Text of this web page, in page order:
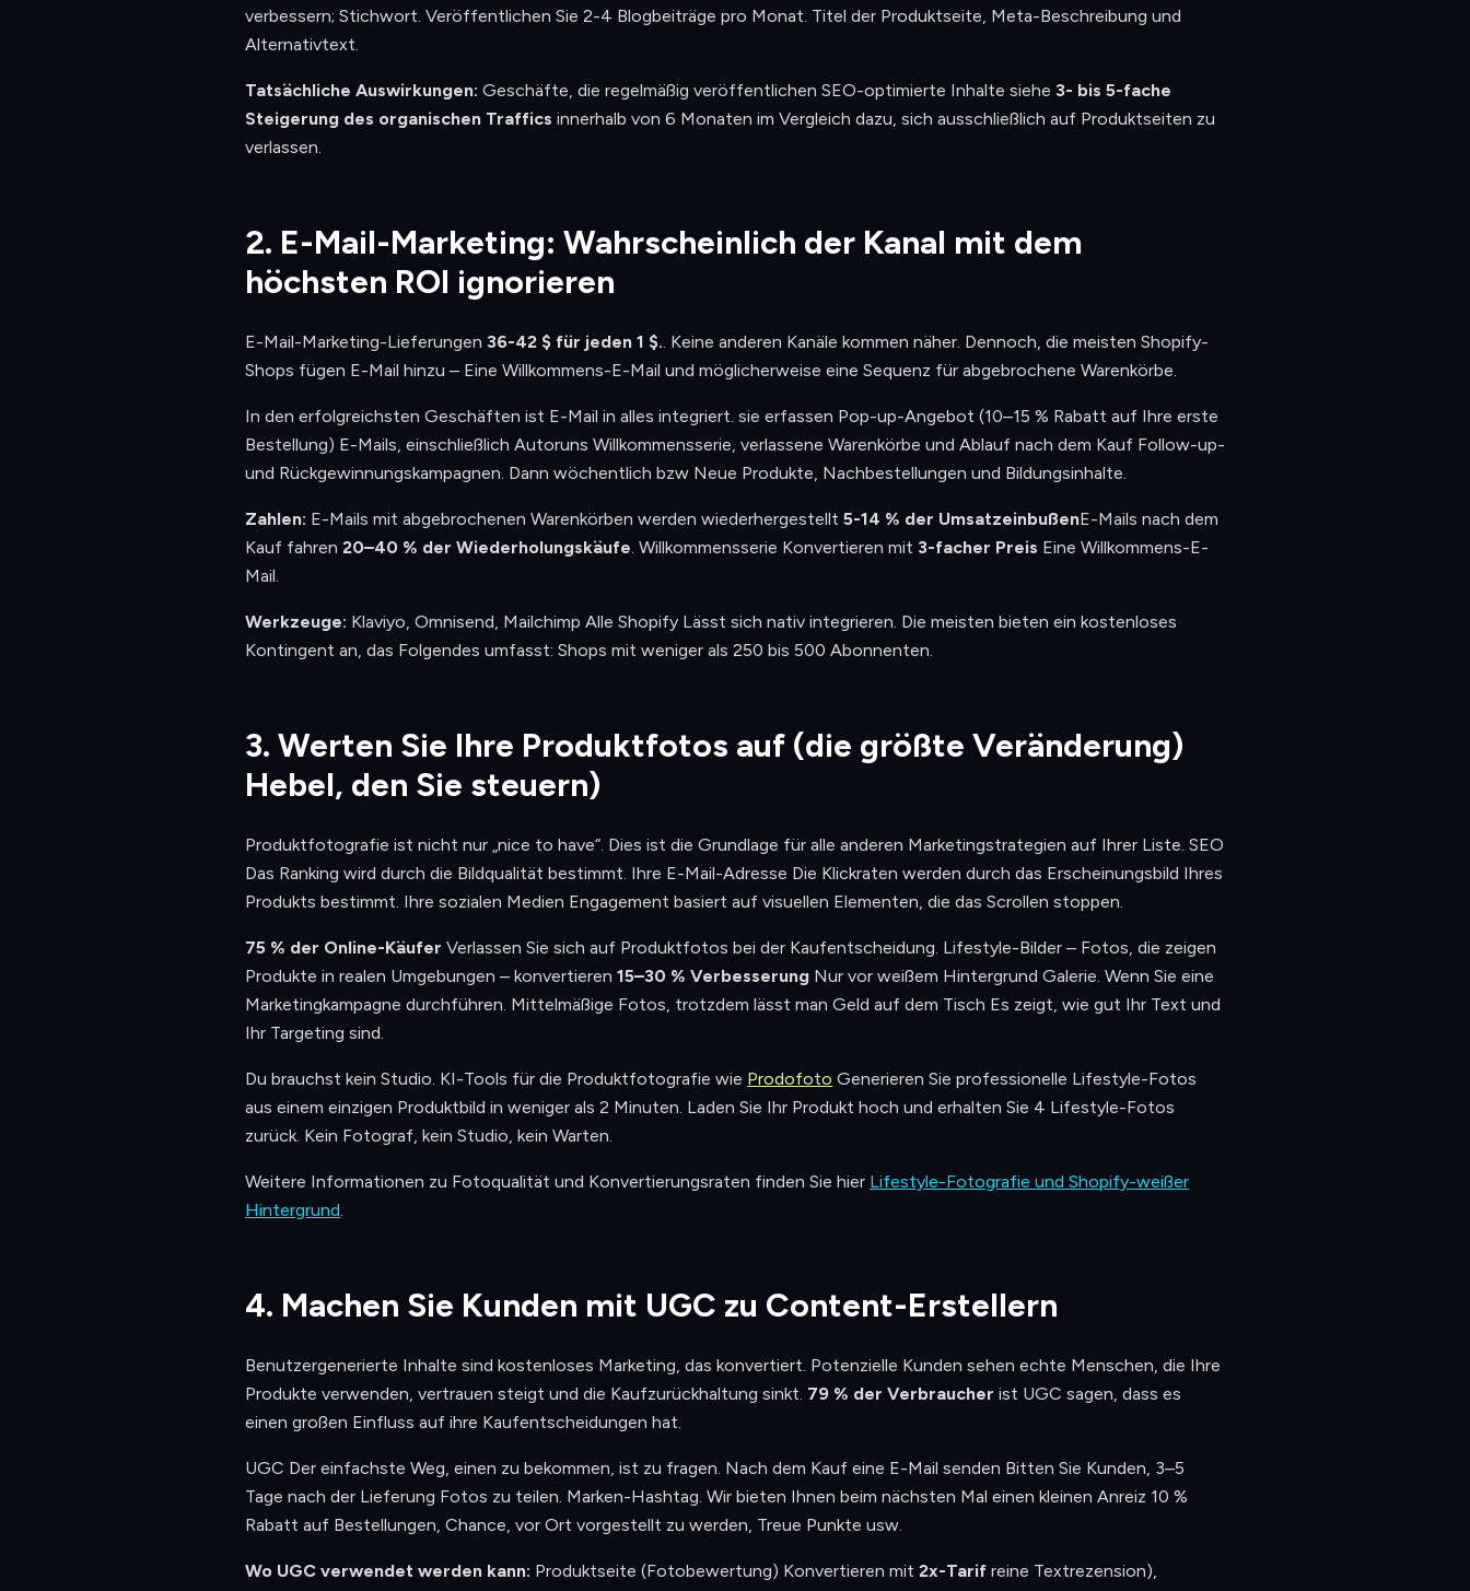
verbessern; Stichwort. Veröffentlichen Sie 2-4 Blogbeiträge pro Monat. Titel der Produktseite, Meta-Beschreibung und
Alternativtext.
Tatsächliche Auswirkungen: Geschäfte, die regelmäßig veröffentlichen SEO-optimierte Inhalte siehe 3- bis 5-fache
Steigerung des organischen Traffics innerhalb von 6 Monaten im Vergleich dazu, sich ausschließlich auf Produktseiten zu
verlassen.
2. E-Mail-Marketing: Wahrscheinlich der Kanal mit dem
höchsten ROI ignorieren
E-Mail-Marketing-Lieferungen 36-42 $ für jeden 1 $.. Keine anderen Kanäle kommen näher. Dennoch, die meisten Shopify-
Shops fügen E-Mail hinzu – Eine Willkommens-E-Mail und möglicherweise eine Sequenz für abgebrochene Warenkörbe.
In den erfolgreichsten Geschäften ist E-Mail in alles integriert. sie erfassen Pop-up-Angebot (10–15 % Rabatt auf Ihre erste
Bestellung) E-Mails, einschließlich Autoruns Willkommensserie, verlassene Warenkörbe und Ablauf nach dem Kauf Follow-up-
und Rückgewinnungskampagnen. Dann wöchentlich bzw Neue Produkte, Nachbestellungen und Bildungsinhalte.
Zahlen: E-Mails mit abgebrochenen Warenkörben werden wiederhergestellt 5-14 % der UmsatzeinbußenE-Mails nach dem
Kauf fahren 20–40 % der Wiederholungskäufe. Willkommensserie Konvertieren mit 3-facher Preis Eine Willkommens-E-
Mail.
Werkzeuge: Klaviyo, Omnisend, Mailchimp Alle Shopify Lässt sich nativ integrieren. Die meisten bieten ein kostenloses
Kontingent an, das Folgendes umfasst: Shops mit weniger als 250 bis 500 Abonnenten.
3. Werten Sie Ihre Produktfotos auf (die größte Veränderung)
Hebel, den Sie steuern)
Produktfotografie ist nicht nur „nice to have“. Dies ist die Grundlage für alle anderen Marketingstrategien auf Ihrer Liste. SEO
Das Ranking wird durch die Bildqualität bestimmt. Ihre E-Mail-Adresse Die Klickraten werden durch das Erscheinungsbild Ihres
Produkts bestimmt. Ihre sozialen Medien Engagement basiert auf visuellen Elementen, die das Scrollen stoppen.
75 % der Online-Käufer Verlassen Sie sich auf Produktfotos bei der Kaufentscheidung. Lifestyle-Bilder – Fotos, die zeigen
Produkte in realen Umgebungen – konvertieren 15–30 % Verbesserung Nur vor weißem Hintergrund Galerie. Wenn Sie eine
Marketingkampagne durchführen. Mittelmäßige Fotos, trotzdem lässt man Geld auf dem Tisch Es zeigt, wie gut Ihr Text und
Ihr Targeting sind.
Du brauchst kein Studio. KI-Tools für die Produktfotografie wie Prodofoto Generieren Sie professionelle Lifestyle-Fotos
aus einem einzigen Produktbild in weniger als 2 Minuten. Laden Sie Ihr Produkt hoch und erhalten Sie 4 Lifestyle-Fotos
zurück. Kein Fotograf, kein Studio, kein Warten.
Weitere Informationen zu Fotoqualität und Konvertierungsraten finden Sie hier Lifestyle-Fotografie und Shopify-weißer
Hintergrund.
4. Machen Sie Kunden mit UGC zu Content-Erstellern
Benutzergenerierte Inhalte sind kostenloses Marketing, das konvertiert. Potenzielle Kunden sehen echte Menschen, die Ihre
Produkte verwenden, vertrauen steigt und die Kaufzurückhaltung sinkt. 79 % der Verbraucher ist UGC sagen, dass es
einen großen Einfluss auf ihre Kaufentscheidungen hat.
UGC Der einfachste Weg, einen zu bekommen, ist zu fragen. Nach dem Kauf eine E-Mail senden Bitten Sie Kunden, 3–5
Tage nach der Lieferung Fotos zu teilen. Marken-Hashtag. Wir bieten Ihnen beim nächsten Mal einen kleinen Anreiz 10 %
Rabatt auf Bestellungen, Chance, vor Ort vorgestellt zu werden, Treue Punkte usw.
Wo UGC verwendet werden kann: Produktseite (Fotobewertung) Konvertieren mit 2x-Tarif reine Textrezension),